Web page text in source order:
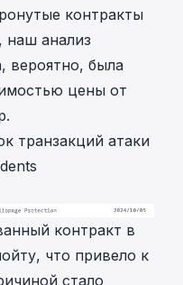
контракты
наш анализ
вероятно, была
цены от
транзакций атаки
контракт в
что привело к
стало